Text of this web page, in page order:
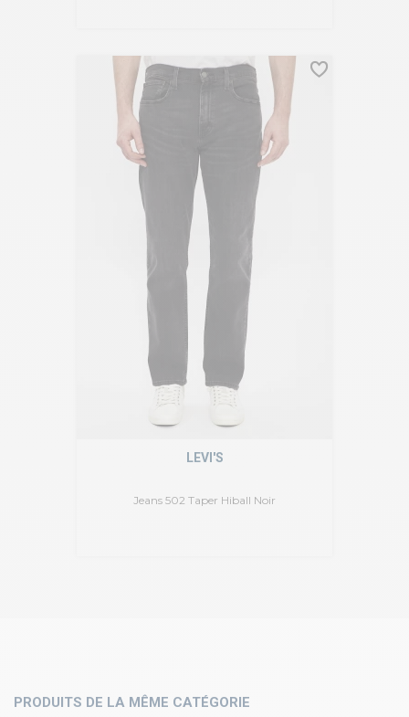
Jeans 502 Taper Hiball Noir
LEVI'S
PRODUITS DE LA MÊME CATÉGORIE